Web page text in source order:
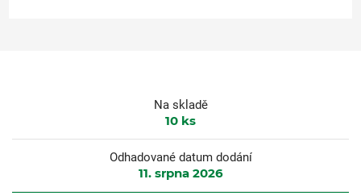
Na skladě
10 ks
Odhadované datum dodání
11. srpna 2026